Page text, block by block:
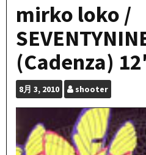
mirko loko /
(Cadenza)
8月 3, 2010 shooter